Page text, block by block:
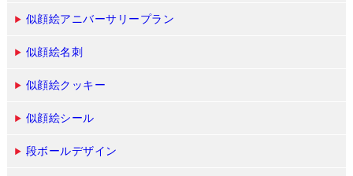
似顔絵アニバーサリープラン
似顔絵名刺
似顔絵クッキー
似顔絵シール
段ボールデザイン